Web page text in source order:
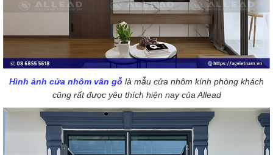
Hình ảnh cửa nhôm vân gỗ là mẫu cửa nhôm kính phòng khách
cũng rất được yêu thích hiện nay của Allead